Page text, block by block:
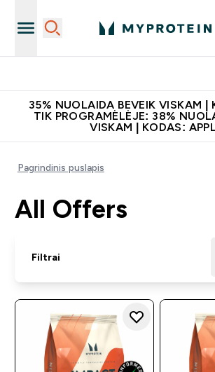
35% NUOLAIDA BEVEIK VISKAM |
TIK PROGRAMĖLĖJE: 38%
VISKAM | KODAS:
Pagrindinis puslapis
All Offers
Filtrai